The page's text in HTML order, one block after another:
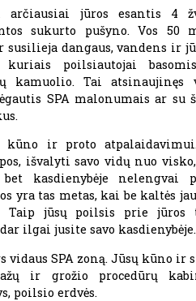
arčiausiai jūros esantis 4
sukurto pušyno. Vos
dangaus, vandens ir
poilsiautojai
kamuolio. Tai atsinaujinęs
SPA malonumais ar su
kūno ir proto
išvalyti savo vidų nuo
kasdienybėje nelengvai
yra tas metas, kai be kaltės
jūsų poilsis prie jūros
ilgai jusite savo kasdienybėje.
vidaus SPA zoną. Jūsų kūno
ir grožio procedūrų
poilsio erdvės.